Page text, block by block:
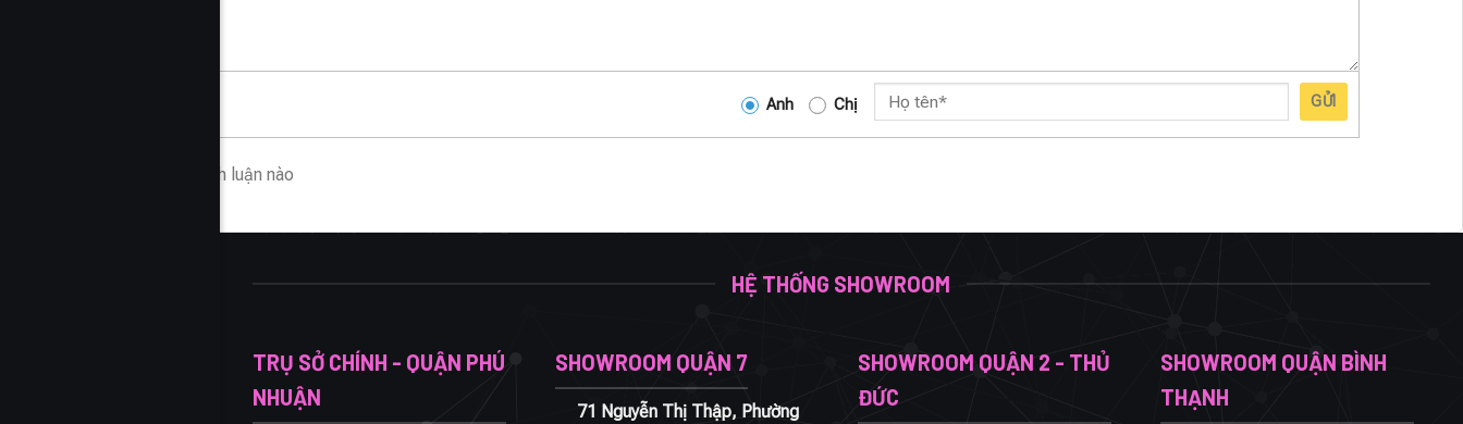
Anh Chị GỬI
Không có bình luận nào
HỆ THỐNG SHOWROOM
TRỤ SỞ CHÍNH - QUẬN PHÚ
NHUẬN
SHOWROOM QUẬN 7
71 Nguyễn Thị Thập, Phường
SHOWROOM QUẬN 2 - THỦ
ĐỨC
SHOWROOM QUẬN BÌNH
THẠNH